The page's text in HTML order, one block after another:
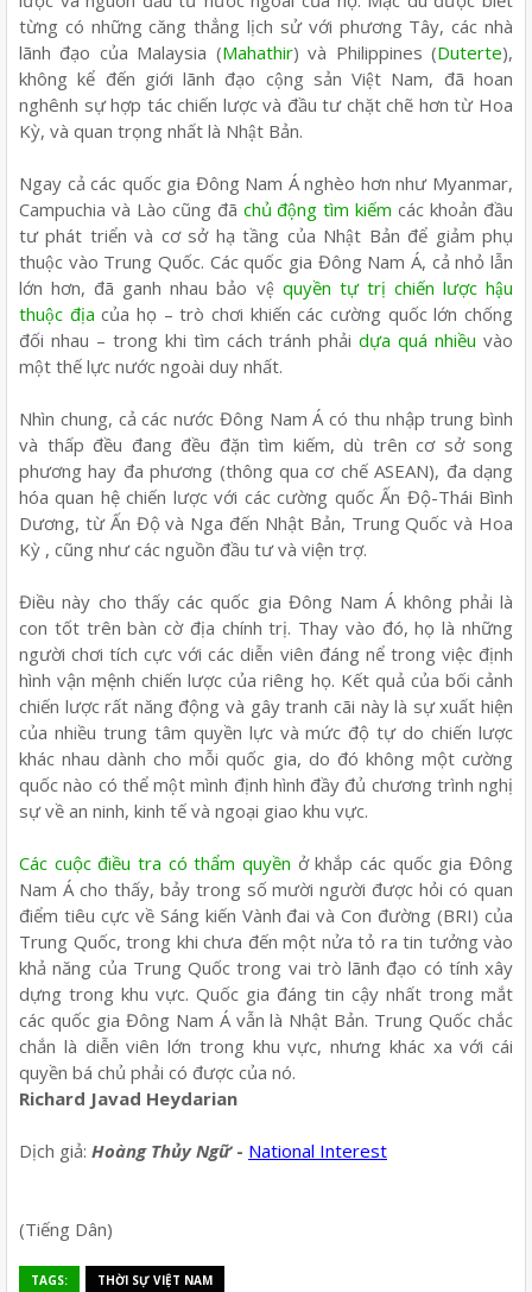
từng có những căng thẳng lịch sử với phương Tây, các nhà
lãnh đạo của Malaysia (Mahathir) và Philippines (Duterte),
không kể đến giới lãnh đạo cộng sản Việt Nam, đã hoan
nghênh sự hợp tác chiến lược và đầu tư chặt chẽ hơn từ Hoa
Kỳ, và quan trọng nhất là Nhật Bản.
Ngay cả các quốc gia Đông Nam Á nghèo hơn như Myanmar,
Campuchia và Lào cũng đã chủ động tìm kiếm các khoản đầu
tư phát triển và cơ sở hạ tầng của Nhật Bản để giảm phụ
thuộc vào Trung Quốc. Các quốc gia Đông Nam Á, cả nhỏ lẫn
lớn hơn, đã ganh nhau bảo vệ quyền tự trị chiến lược hậu
thuộc địa của họ – trò chơi khiến các cường quốc lớn chống
đối nhau – trong khi tìm cách tránh phảidựa quá nhiều vào
một thế lực nước ngoài duy nhất.
Nhìn chung, cả các nước Đông Nam Á có thu nhập trung bình
và thấp đều đang đều đặn tìm kiếm, dù trên cơ sở song
phương hay đa phương (thông qua cơ chế ASEAN), đa dạng
hóa quan hệ chiến lược với các cường quốc Ấn Độ-Thái Bình
Dương, từ Ấn Độ và Nga đến Nhật Bản, Trung Quốc và Hoa
Kỳ , cũng như các nguồn đầu tư và viện trợ.
Điều này cho thấy các quốc gia Đông Nam Á không phải là
con tốt trên bàn cờ địa chính trị. Thay vào đó, họ là những
người chơi tích cực với các diễn viên đáng nể trong việc định
hình vận mệnh chiến lược của riêng họ. Kết quả của bối cảnh
chiến lược rất năng động và gây tranh cãi này là sự xuất hiện
của nhiều trung tâm quyền lực và mức độ tự do chiến lược
khác nhau dành cho mỗi quốc gia, do đó không một cường
quốc nào có thể một mình định hình đầy đủ chương trình nghị
sự về an ninh, kinh tế và ngoại giao khu vực.
Các cuộc điều tra có thẩm quyền ở khắp các quốc gia Đông
Nam Á cho thấy, bảy trong số mười người được hỏi có quan
điểm tiêu cực về Sáng kiến Vành đai và Con đường (BRI) của
Trung Quốc, trong khi chưa đến một nửa tỏ ra tin tưởng vào
khả năng của Trung Quốc trong vai trò lãnh đạo có tính xây
dựng trong khu vực. Quốc gia đáng tin cậy nhất trong mắt
các quốc gia Đông Nam Á vẫn là Nhật Bản. Trung Quốc chắc
chắn là diễn viên lớn trong khu vực, nhưng khác xa với cái
quyền bá chủ phải có được của nó.
Richard Javad Heydarian
Dịch giả: Hoàng Thủy Ngữ - National Interest
(Tiếng Dân)
TAGS: THỜI SỰ VIỆT NAM